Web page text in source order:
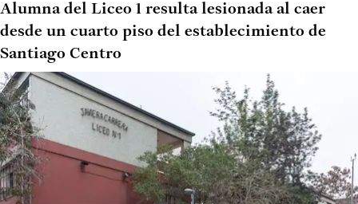
Alumna del Liceo 1 resulta lesionada al caer
desde un cuarto piso del establecimiento de
Santiago Centro